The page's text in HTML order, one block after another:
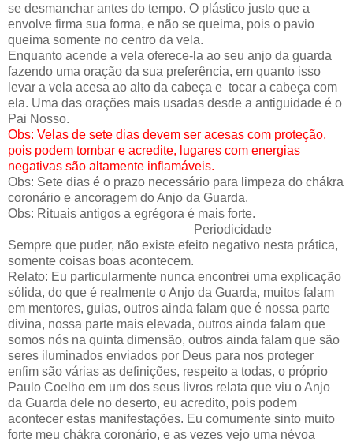
se desmanchar antes do tempo. O plástico justo que a
envolve firma sua forma, e não se queima, pois o pavio
queima somente no centro da vela.
Enquanto acende a vela oferece-la ao seu anjo da guarda
fazendo uma oração da sua preferência, em quanto isso
levar a vela acesa ao alto da cabeça e tocar a cabeça com
ela. Uma das orações mais usadas desde a antiguidade é o
Pai Nosso.
Obs: Velas de sete dias devem ser acesas com proteção,
pois podem tombar e acredite, lugares com energias
negativas são altamente inflamáveis.
Obs: Sete dias é o prazo necessário para limpeza do chákra
coronário e ancoragem do Anjo da Guarda.
Obs: Rituais antigos a egrégora é mais forte.
Periodicidade
Sempre que puder, não existe efeito negativo nesta prática,
somente coisas boas acontecem.
Relato: Eu particularmente nunca encontrei uma explicação
sólida, do que é realmente o Anjo da Guarda, muitos falam
em mentores, guias, outros ainda falam que é nossa parte
divina, nossa parte mais elevada, outros ainda falam que
somos nós na quinta dimensão, outros ainda falam que são
seres iluminados enviados por Deus para nos proteger
enfim são várias as definições, respeito a todas, o próprio
Paulo Coelho em um dos seus livros relata que viu o Anjo
da Guarda dele no deserto, eu acredito, pois podem
acontecer estas manifestações. Eu comumente sinto muito
forte meu chákra coronário, e as vezes vejo uma névoa